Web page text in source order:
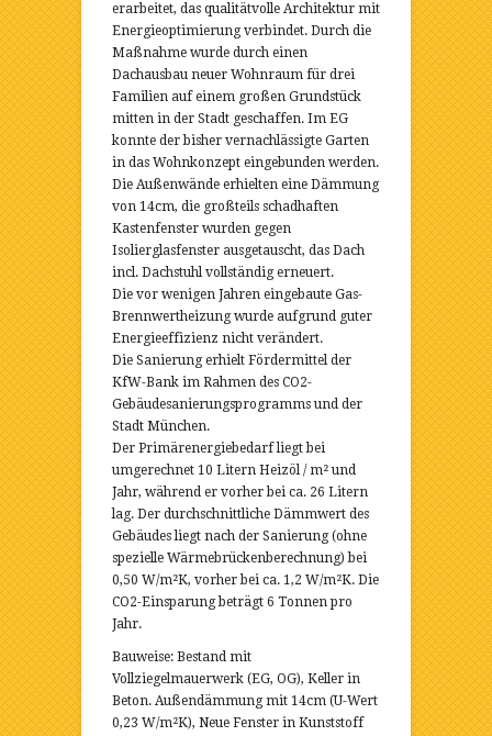
erarbeitet, das qualitätvolle Architektur mit
Energieoptimierung verbindet. Durch die
Maßnahme wurde durch einen
Dachausbau neuer Wohnraum für drei
Familien auf einem großen Grundstück
mitten in der Stadt geschaffen. Im EG
konnte der bisher vernachlässigte Garten
in das Wohnkonzept eingebunden werden.
Die Außenwände erhielten eine Dämmung
von 14cm, die großteils schadhaften
Kastenfenster wurden gegen
Isolierglasfenster ausgetauscht, das Dach
incl. Dachstuhl vollständig erneuert.
Die vor wenigen Jahren eingebaute Gas-
Brennwertheizung wurde aufgrund guter
Energieeffizienz nicht verändert.
Die Sanierung erhielt Fördermittel der
KfW-Bank im Rahmen des CO2-
Gebäudesanierungsprogramms und der
Stadt München.
Der Primärenergiebedarf liegt bei
umgerechnet 10 Litern Heizöl / m² und
Jahr, während er vorher bei ca. 26 Litern
lag. Der durchschnittliche Dämmwert des
Gebäudes liegt nach der Sanierung (ohne
spezielle Wärmebrückenberechnung) bei
0,50 W/m²K, vorher bei ca. 1,2 W/m²K. Die
CO2-Einsparung beträgt 6 Tonnen pro
Jahr.
Bauweise: Bestand mit
Vollziegelmauerwerk (EG, OG), Keller in
Beton. Außendämmung mit 14cm (U-Wert
0,23 W/m²K), Neue Fenster in Kunststoff